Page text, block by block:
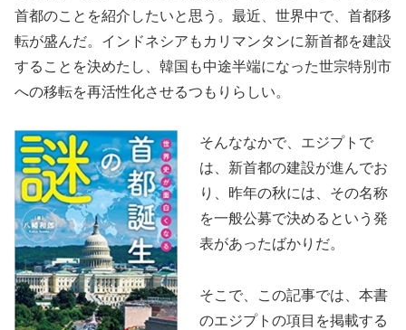
首都のことを紹介したいと思う。最近、世界中で、首都移
転が盛んだ。インドネシアもカリマンタンに新首都を建設
することを決めたし、韓国も中途半端になった世宗特別市
への移転を再活性化させるつもりらしい。
そんななかで、エジプトで
は、新首都の建設が進んでお
り、昨年の秋には、その名称
を一般公募で決めるという発
表があったばかりだ。
そこで、この記事では、本書
のエジプトの項目を掲載する